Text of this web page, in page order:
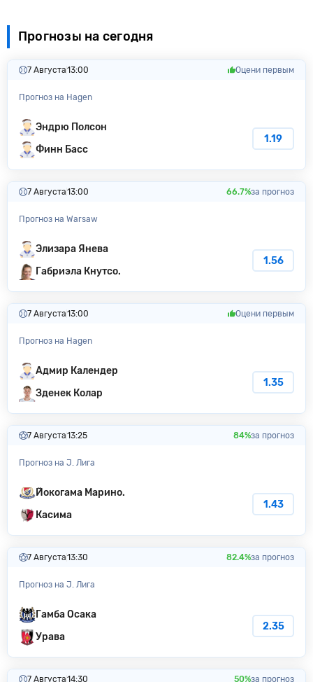
Прогнозы на сегодня
7 Августа13:00 Оцени первым
Прогноз на Hagen
Эндрю Полсон
Финн Басс
1.19
7 Августа13:00 66.7%за прогноз
Прогноз на Warsaw
Элизара Янева
Габриэла Кнутсо.
1.56
7 Августа13:00 Оцени первым
Прогноз на Hagen
Адмир Календер
Зденек Колар
1.35
7 Августа13:25 84%за прогноз
Прогноз на J. Лига
Йокогама Марино.
Касима
1.43
7 Августа13:30 82.4%за прогноз
Прогноз на J. Лига
Гамба Осака
Урава
2.35
7 Августа14:30 50%за прогноз